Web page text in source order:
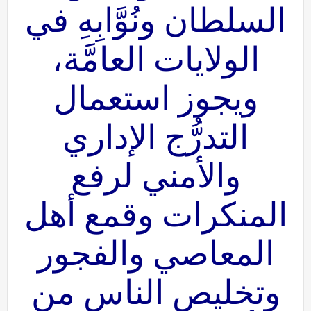
السلطان ونُوَّابِهِ في
الولايات العامَّة،
ويجوز استعمال
التدرُّج الإداري
والأمني لرفع
المنكرات وقمع أهل
المعاصي والفجور
وتخليص الناس من